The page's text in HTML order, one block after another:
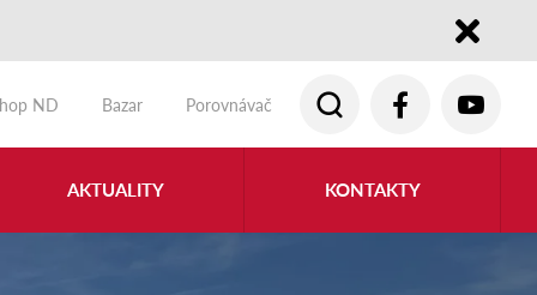
ND
Bazar Porovnávač
AKTUALITY KONTAKTY